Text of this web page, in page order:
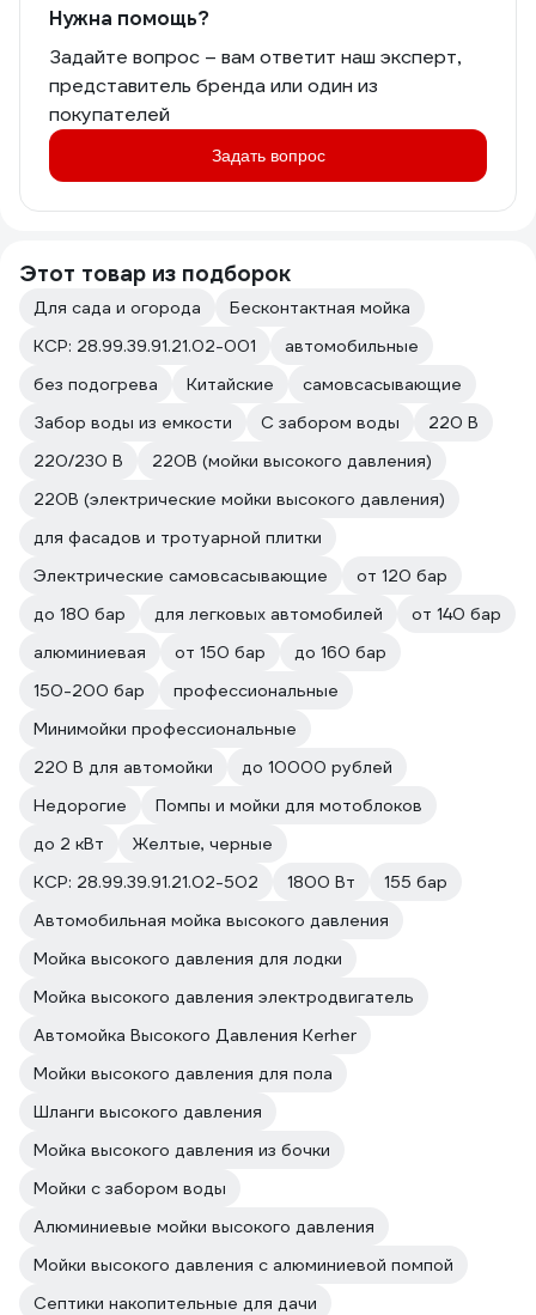
Нужна помощь?
Задайте вопрос – вам ответит наш эксперт,
представитель бренда или один из
покупателей
Задать вопрос
Этот товар из подборок
Для сада и огорода
Бесконтактная мойка
КСР: 28.99.39.91.21.02-001
автомобильные
без подогрева
Китайские
самовсасывающие
Забор воды из емкости
С забором воды
220 В
220/230 В
220В (мойки высокого давления)
220В (электрические мойки высокого давления)
для фасадов и тротуарной плитки
Электрические самовсасывающие
от 120 бар
до 180 бар
для легковых автомобилей
от 140 бар
алюминиевая
от 150 бар
до 160 бар
150-200 бар
профессиональные
Минимойки профессиональные
220 В для автомойки
до 10000 рублей
Недорогие
Помпы и мойки для мотоблоков
до 2 кВт
Желтые, черные
КСР: 28.99.39.91.21.02-502
1800 Вт
155 бар
Автомобильная мойка высокого давления
Мойка высокого давления для лодки
Мойка высокого давления электродвигатель
Автомойка Высокого Давления Kerher
Мойки высокого давления для пола
Шланги высокого давления
Мойка высокого давления из бочки
Мойки с забором воды
Алюминиевые мойки высокого давления
Мойки высокого давления с алюминиевой помпой
Септики накопительные для дачи